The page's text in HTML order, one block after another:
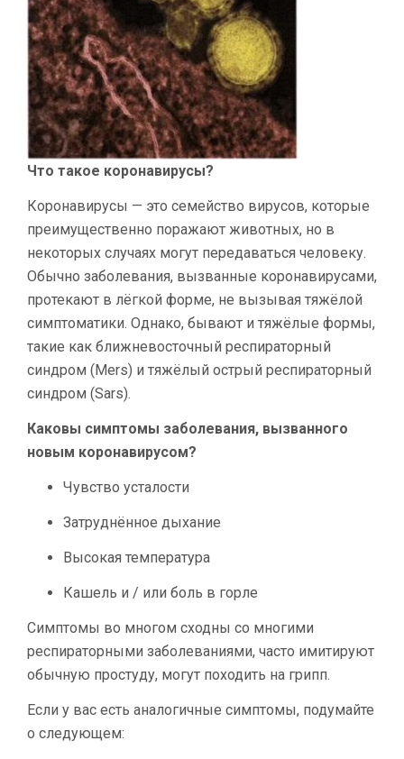
Что такое коронавирусы?
Коронавирусы — это семейство вирусов, которые
преимущественно поражают животных, но в
некоторых случаях могут передаваться человеку.
Обычно заболевания, вызванные коронавирусами,
протекают в лёгкой форме, не вызывая тяжёлой
симптоматики. Однако, бывают и тяжёлые формы,
такие как ближневосточный респираторный
синдром (Mers) и тяжёлый острый респираторный
синдром (Sars).
Каковы симптомы заболевания, вызванного
новым коронавирусом?
Чувство усталости
Затруднённое дыхание
Высокая температура
Кашель и / или боль в горле
Симптомы во многом сходны со многими
респираторными заболеваниями, часто имитируют
обычную простуду, могут походить на грипп.
Если у вас есть аналогичные симптомы, подумайте
о следующем: